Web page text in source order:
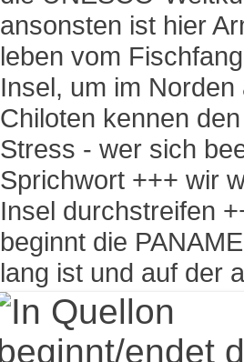
ansonsten ist hier
leben vom
Insel, um im
Chiloten kennen
Stress - wer sich
Sprichwort +++ wir
Insel durchstreifen
beginnt die
lang ist und auf der